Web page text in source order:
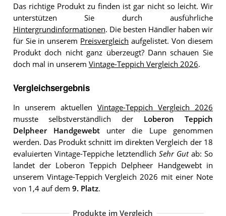
Das richtige Produkt zu finden ist gar nicht so leicht. Wir
unterstützen Sie durch ausführliche
Hintergrundinformationen. Die besten Händler haben wir
für Sie in unserem Preisvergleich aufgelistet. Von diesem
Produkt doch nicht ganz überzeugt? Dann schauen Sie
doch mal in unserem Vintage-Teppich Vergleich 2026.
Vergleichsergebnis
In unserem aktuellen Vintage-Teppich Vergleich 2026
musste selbstverständlich der Loberon Teppich
Delpheer Handgewebtunter die Lupe genommen
werden. Das Produkt schnitt im direkten Vergleich der 18
evaluierten Vintage-Teppiche letztendlich Sehr Gutab: So
landet der Loberon Teppich Delpheer Handgewebt in
unserem Vintage-Teppich Vergleich 2026 mit einer Note
von 1,4 auf dem 9. Platz.
Produkte im Vergleich